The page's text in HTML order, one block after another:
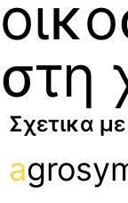
στη
Σχετικα
a